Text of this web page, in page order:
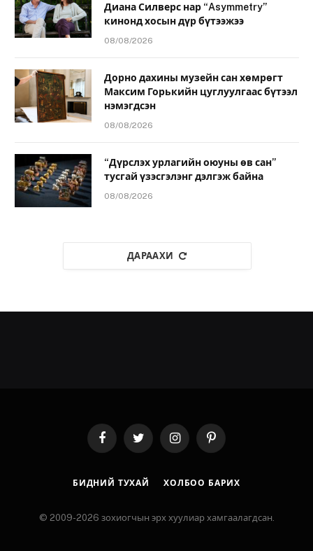
Диана Силверс нар “Asymmetry”
кинонд хосын дүр бүтээжээ
08/08/2026
Дорно дахины музейн сан хөмрөгт
Максим Горькийн цуглуулгаас бүтээл
нэмэгдсэн
08/08/2026
“Дүрслэх урлагийн оюуны өв сан”
тусгай үзэсгэлэнг дэлгэж байна
08/08/2026
ДАРААХИ
FacebookTwitter InstagramPinterest
БИДНИЙ ТУХАЙ ХОЛБОО БАРИХ
© 2009-2026 зохиогчын эрх хуулиар хамгаалагдсан.